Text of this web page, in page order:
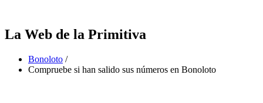
La Web de la Primitiva
Bonoloto /
Compruebe si han salido sus números en Bonoloto